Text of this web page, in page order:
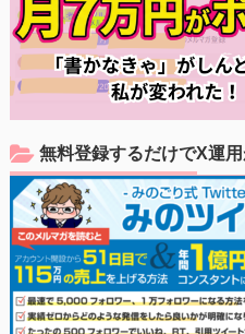
無料登録するだけでX運用